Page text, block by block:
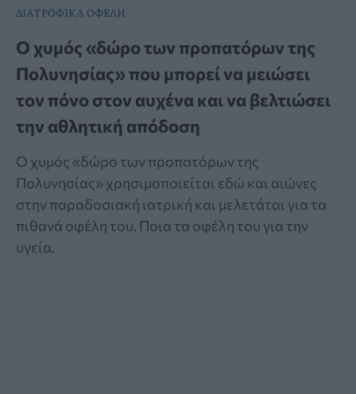
ΔΙΑΤΡΟΦΙΚΑ ΟΦΕΛΗ
Ο χυμός «δώρο των προπατόρων της
Πολυνησίας» που μπορεί να μειώσει
τον πόνο στον αυχένα και να βελτιώσει
την αθλητική απόδοση
Ο χυμός «δώρο των προπατόρων της
Πολυνησίας» χρησιμοποιείται εδώ και αιώνες
στην παραδοσιακή ιατρική και μελετάται για τα
πιθανά οφέλη του. Ποια τα οφέλη του για την
υγεία.